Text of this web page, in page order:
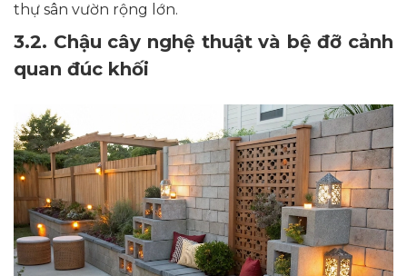
thự sân vườn rộng lớn.
3.2. Chậu cây nghệ thuật và bệ đỡ cảnh
quan đúc khối